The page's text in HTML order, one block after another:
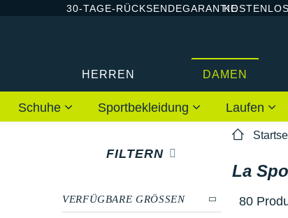
30-TAGE-RÜCKSENDEGARANTIE
HERREN DAMEN
Schuhe Sportbekleidung Laufen
FILTERN
VERFÜGBARE GRÖSSEN
La
80